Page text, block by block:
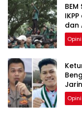
dan
Opini
Opini